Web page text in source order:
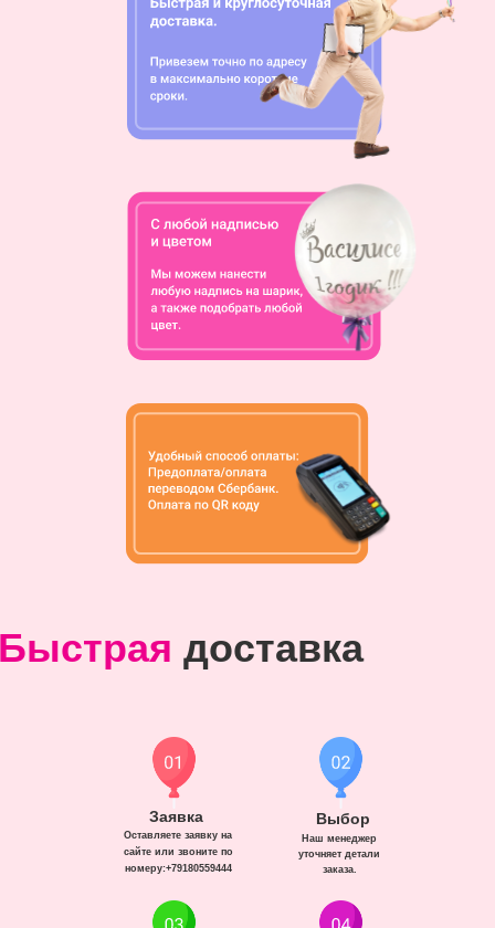
доставка
Заявка
Оставляете заявку на
сайте или звоните по
номеру:+79180559444
Выбор
Наш менеджер
уточняет детали
заказа.